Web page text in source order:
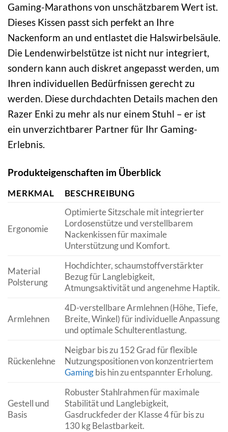
Gaming-Marathons von unschätzbarem Wert ist.
Dieses Kissen passt sich perfekt an Ihre
Nackenform an und entlastet die Halswirbelsäule.
Die Lendenwirbelstütze ist nicht nur integriert,
sondern kann auch diskret angepasst werden, um
Ihren individuellen Bedürfnissen gerecht zu
werden. Diese durchdachten Details machen den
Razer Enki zu mehr als nur einem Stuhl – er ist
ein unverzichtbarer Partner für Ihr Gaming-
Erlebnis.
Produkteigenschaften im Überblick
MERKMAL BESCHREIBUNG
Ergonomie
Optimierte Sitzschale mit integrierter
Lordosenstütze und verstellbarem
Nackenkissen für maximale
Unterstützung und Komfort.
Material
Polsterung
Hochdichter, schaumstoffverstärkter
Bezug für Langlebigkeit,
Atmungsaktivität und angenehme Haptik.
Armlehnen
4D-verstellbare Armlehnen (Höhe, Tiefe,
Breite, Winkel) für individuelle Anpassung
und optimale Schulterentlastung.
Rückenlehne
Neigbar bis zu 152 Grad für flexible
Nutzungspositionen von konzentriertem
Gamingbis hin zu entspannter Erholung.
Gestell und
Basis
Robuster Stahlrahmen für maximale
Stabilität und Langlebigkeit,
Gasdruckfeder der Klasse 4 für bis zu
130 kg Belastbarkeit.